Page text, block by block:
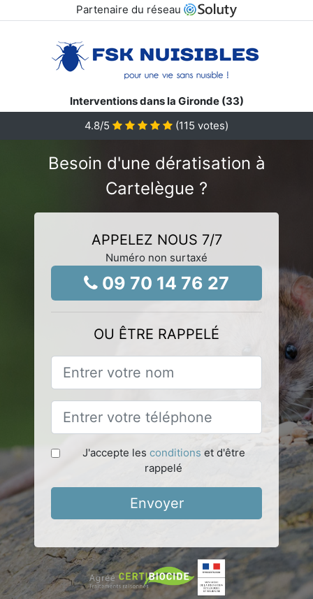
Partenaire du réseau
Interventions dans la Gironde (33)
4.8/5 (115 votes)
Besoin d'une dératisation à
Cartelègue ?
APPELEZ NOUS 7/7
Numéro non surtaxé
09 70 14 76 27
OU ÊTRE RAPPELÉ
J'accepte les conditions et d'être
rappelé
Envoyer